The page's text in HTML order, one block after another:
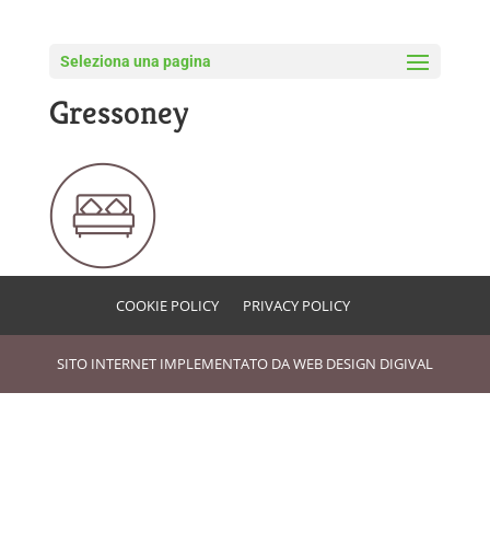
Seleziona una pagina
Residence Blumental
Gressoney
COOKIE POLICY PRIVACY POLICY
SITO INTERNET IMPLEMENTATO DAWEB DESIGN DIGIVAL